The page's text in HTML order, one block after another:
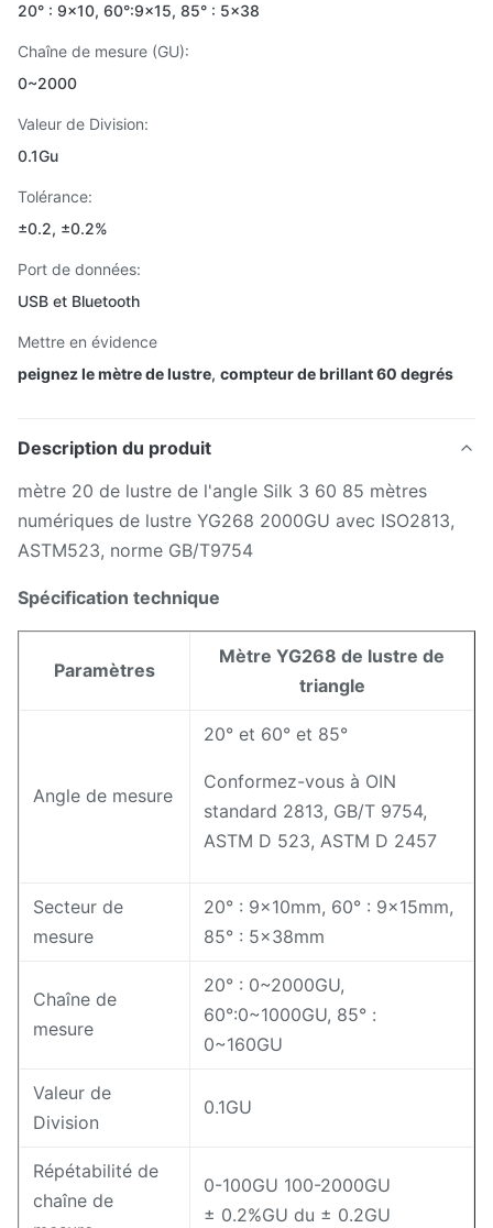
20° : 9×10, 60°:9x15, 85° : 5×38
Chaîne de mesure (GU):
0~2000
Valeur de Division:
0.1Gu
Tolérance:
±0.2, ±0.2%
Port de données:
USB et Bluetooth
Mettre en évidence
peignez le mètre de lustre, compteur de brillant 60 degrés
Description du produit
mètre 20 de lustre de l'angle Silk 3 60 85 mètres
numériques de lustre YG268 2000GU avec ISO2813,
ASTM523, norme GB/T9754
Spécification technique
Paramètres
Mètre YG268 de lustre de
triangle
Angle de mesure
20° et 60° et 85°
Conformez-vous à OIN
standard 2813, GB/T 9754,
ASTM D 523, ASTM D 2457
Secteur de
mesure
20° : 9×10mm, 60° : 9x15mm,
85° : 5×38mm
Chaîne de
mesure
20° : 0~2000GU,
60°:0~1000GU, 85° :
0~160GU
Valeur de
Division
0.1GU
Répétabilité de
chaîne de
0-100GU 100-2000GU
± 0.2%GU du ± 0.2GU